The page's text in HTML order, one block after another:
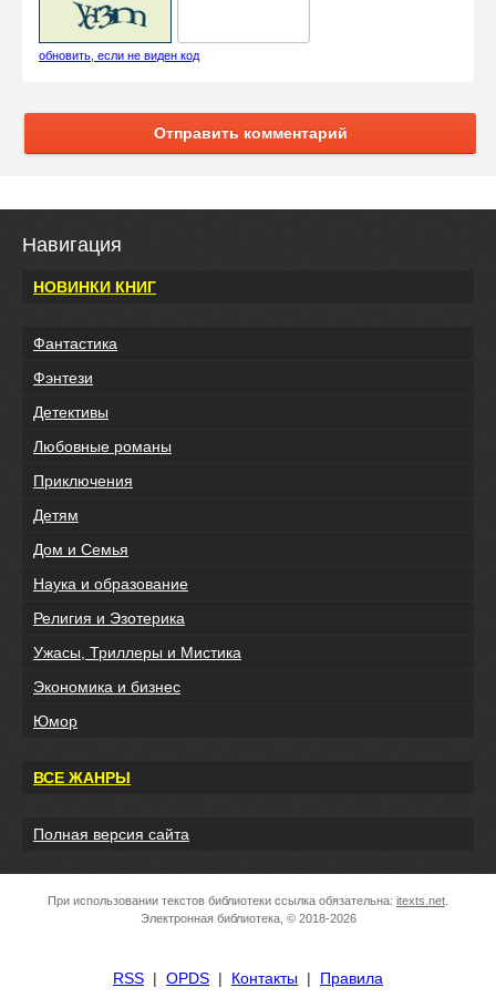
обновить, если не виден код
Отправить комментарий
Навигация
НОВИНКИ КНИГ
Фантастика
Фэнтези
Детективы
Любовные романы
Приключения
Детям
Дом и Семья
Наука и образование
Религия и Эзотерика
Ужасы, Триллеры и Мистика
Экономика и бизнес
Юмор
ВСЕ ЖАНРЫ
Полная версия сайта
При использовании текстов библиотеки ссылка обязательна: itexts.net
Электронная библиотека, © 2018-2026
RSS | OPDS | Контакты | Правила